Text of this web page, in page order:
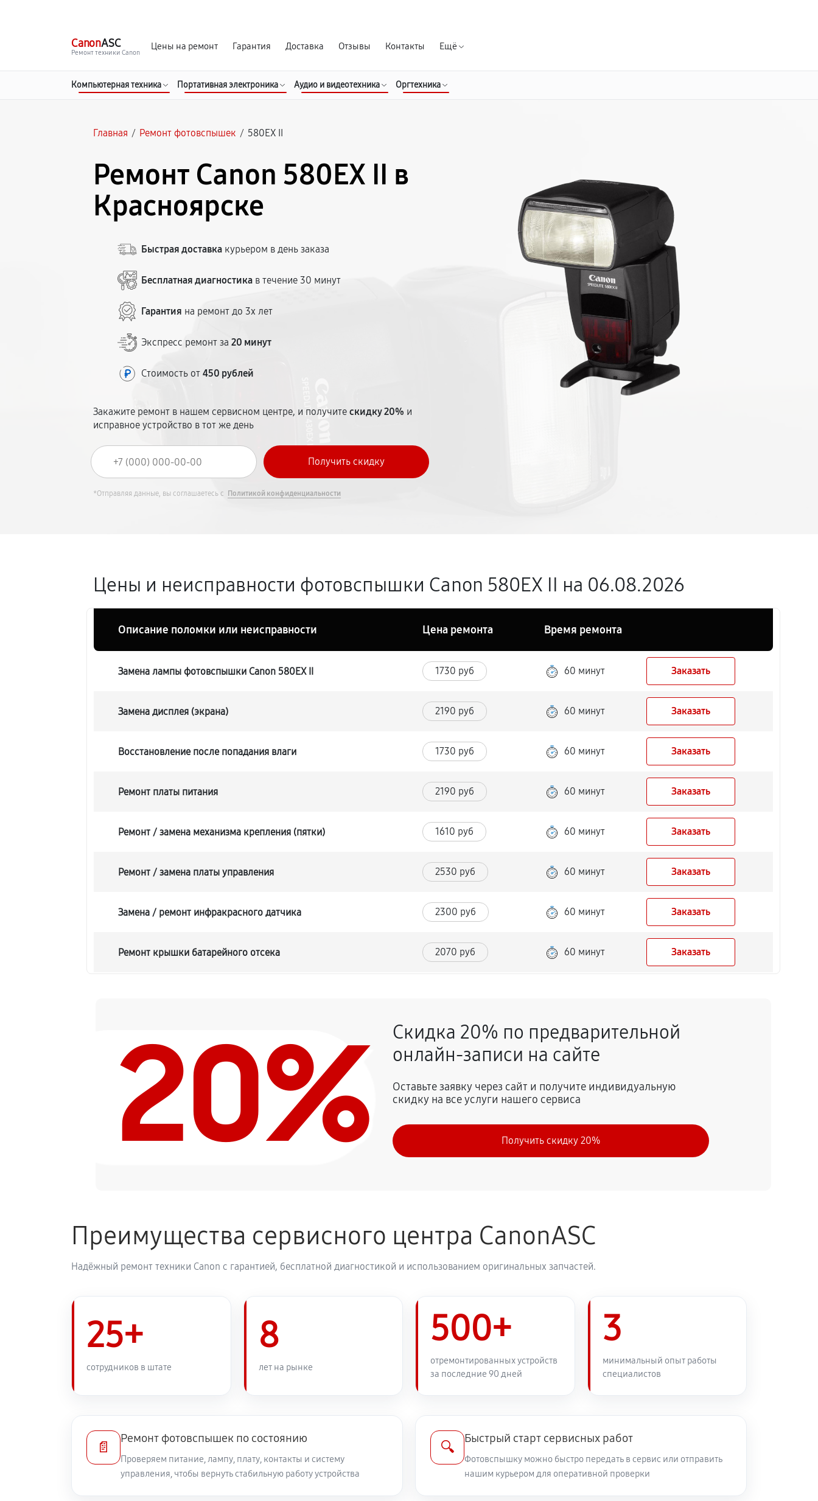
CanonASC
Ремонт техники Canon
Цены на ремонт Гарантия Доставка Отзывы Контакты Ещё
Компьютерная техника Портативная электроника Аудио и видеотехника Оргтехника
Главная / Ремонт фотовспышек / 580EX II
Ремонт Canon 580EX II в
Красноярске
Быстрая доставка курьером в день заказа
Бесплатная диагностика в течение 30 минут
Гарантия на ремонт до 3х лет
Экспресс ремонт за20 минут
Стоимость от450 рублей
Закажите ремонт в нашем сервисном центре, и получитескидку 20% и
исправное устройство в тот же день
*Отправляя данные, вы соглашаетесь с Политикой конфиденциальности
Цены и неисправности фотовспышки Canon 580EX II на 06.08.2026
Описание поломки или неисправности Цена ремонта Время ремонта
Замена лампы фотовспышки Canon 580EX II 1730 руб 60 минут Заказать
Замена дисплея (экрана) 2190 руб 60 минут Заказать
Восстановление после попадания влаги 1730 руб 60 минут Заказать
Ремонт платы питания 2190 руб 60 минут Заказать
Ремонт / замена механизма крепления (пятки) 1610 руб 60 минут Заказать
Ремонт / замена платы управления 2530 руб 60 минут Заказать
Замена / ремонт инфракрасного датчика 2300 руб 60 минут Заказать
Ремонт крышки батарейного отсека 2070 руб 60 минут Заказать
20%
Скидка 20% по предварительной
онлайн-записи на сайте
Оставьте заявку через сайт и получите индивидуальную
скидку на все услуги нашего сервиса
Получить скидку 20%
Преимущества сервисного центра CanonASC
Надёжный ремонт техники Canon с гарантией, бесплатной диагностикой и использованием оригинальных запчастей.
25+
сотрудников в штате
8
лет на рынке
500+
отремонтированных устройств
за последние 90 дней
3
минимальный опыт работы
специалистов
📄
Ремонт фотовспышек по состоянию
Проверяем питание, лампу, плату, контакты и систему
управления, чтобы вернуть стабильную работу устройства
🔍
Быстрый старт сервисных работ
Фотовспышку можно быстро передать в сервис или отправить
нашим курьером для оперативной проверки